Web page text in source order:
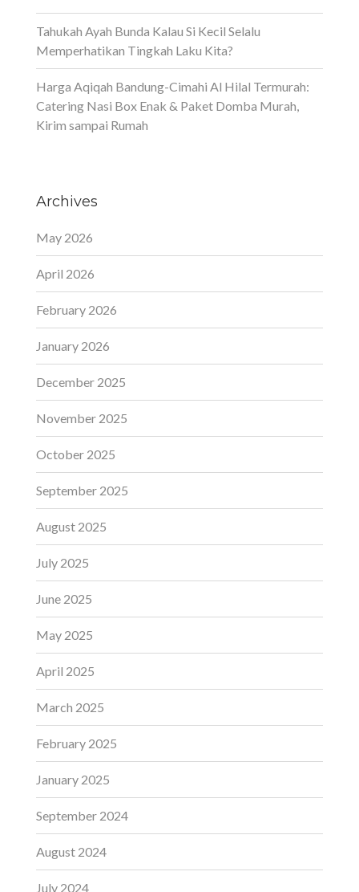
Tahukah Ayah Bunda Kalau Si Kecil Selalu
Memperhatikan Tingkah Laku Kita?
Harga Aqiqah Bandung-Cimahi Al Hilal Termurah:
Catering Nasi Box Enak & Paket Domba Murah,
Kirim sampai Rumah
Archives
May 2026
April 2026
February 2026
January 2026
December 2025
November 2025
October 2025
September 2025
August 2025
July 2025
June 2025
May 2025
April 2025
March 2025
February 2025
January 2025
September 2024
August 2024
July 2024